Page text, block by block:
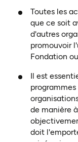
Toutes les
que ce soit
d'autres
promouvoir
Fondation
Il est
de manière
doit